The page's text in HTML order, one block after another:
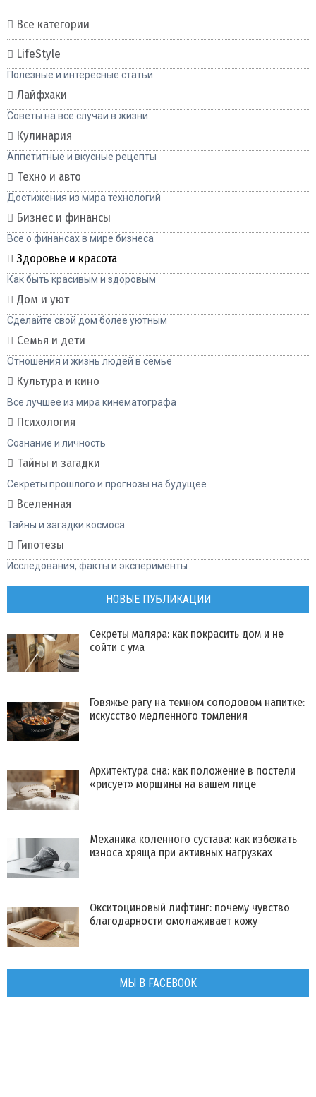
Все категории
LifeStyle
Полезные и интересные статьи
Лайфхаки
Советы на все случаи в жизни
Кулинария
Аппетитные и вкусные рецепты
Техно и авто
Достижения из мира технологий
Бизнес и финансы
Все о финансах в мире бизнеса
Здоровье и красота
Как быть красивым и здоровым
Дом и уют
Сделайте свой дом более уютным
Семья и дети
Отношения и жизнь людей в семье
Культура и кино
Все лучшее из мира кинематографа
Психология
Сознание и личность
Тайны и загадки
Секреты прошлого и прогнозы на будущее
Вселенная
Тайны и загадки космоса
Гипотезы
Исследования, факты и эксперименты
НОВЫЕ ПУБЛИКАЦИИ
Секреты маляра: как покрасить дом и не
сойти с ума
Говяжье рагу на темном солодовом напитке:
искусство медленного томления
Архитектура сна: как положение в постели
«рисует» морщины на вашем лице
Механика коленного сустава: как избежать
износа хряща при активных нагрузках
Окситоциновый лифтинг: почему чувство
благодарности омолаживает кожу
МЫ В FACEBOOK